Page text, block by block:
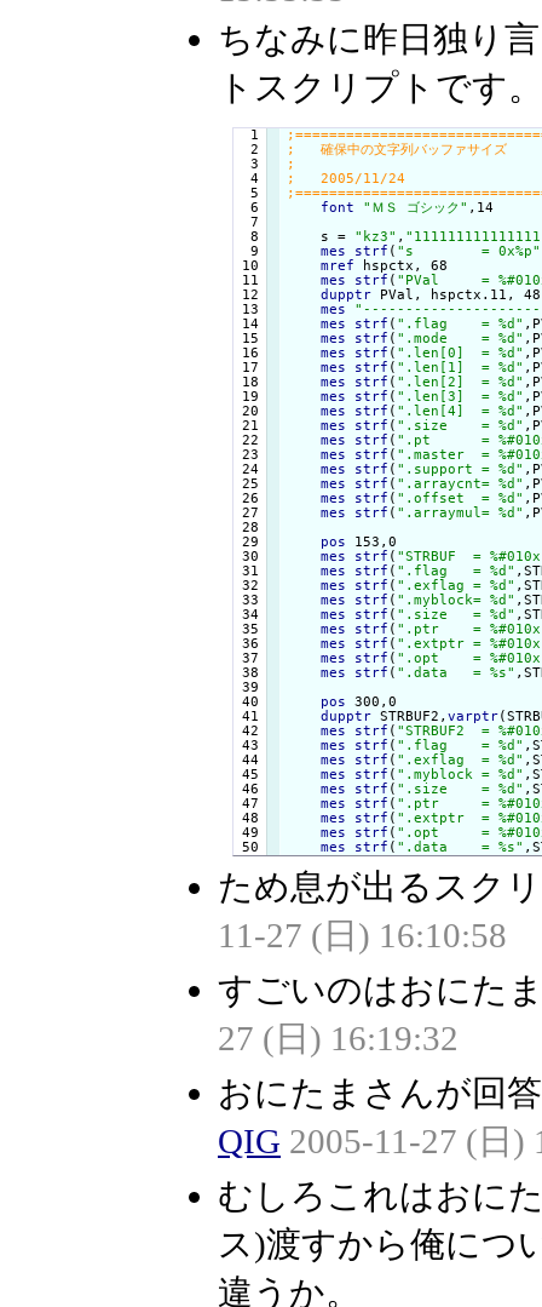
ちなみに昨日独り
トスクリプトです。
  1
  2
  3
  4
  5
  6
  7
  8
  9
10
11
12
13
14
15
16
17
18
19
20
21
22
23
24
25
26
27
28
29
30
31
32
33
34
35
36
37
38
39
40
41
42
43
44
45
46
47
48
49
font "ＭＳ ゴシック" ,14
    s =
"kz3" ,
mes
strf ( "s        = 0x%p"
mref
hspctx, 68
mes
strf ( "PVal     =
dupptr PVal, hspctx.11, 48
mes
mes
strf ( ".flag    = %d"
mes
strf ( ".mode    = %d"
mes
strf ( ".len[0]  = %d"
mes
strf ( ".len[1]  = %d"
mes
strf ( ".len[2]  = %d"
mes
strf ( ".len[3]  = %d"
mes
strf ( ".len[4]  = %d"
mes
strf ( ".size    = %d"
mes
strf ( ".pt      =
mes
strf ( ".master  =
mes
strf ( ".support = %d"
mes
strf ( ".arraycnt= %d"
mes
strf ( ".offset  = %d"
mes
strf ( ".arraymul= %d"
pos
153,0
mes
strf ( "STRBUF  =
mes
strf ( ".flag   = %d"
mes
strf ( ".exflag = %d"
mes
strf ( ".myblock= %d"
mes
strf ( ".size   = %d"
mes
strf ( ".ptr    =
mes
strf ( ".extptr =
mes
strf ( ".opt    =
mes
strf ( ".data   = %s"
pos
300,0
dupptr STRBUF2,varptr
mes
strf ( "STRBUF2  =
mes
strf ( ".flag    = %d"
mes
strf ( ".exflag  = %d"
mes
strf ( ".myblock = %d"
mes
strf ( ".size    = %d"
mes
strf ( ".ptr     =
mes
strf ( ".extptr  =
mes
strf ( ".opt     =
mes
strf ( ".data    = %s"
ため息が出るスク
11-27 (日) 16:10:58
すごいのはおにた
27 (日) 16:19:32
おにたまさんが回
QIG 2005-11-27 (日)
むしろこれはおに
ス)渡すから俺に
違うか。